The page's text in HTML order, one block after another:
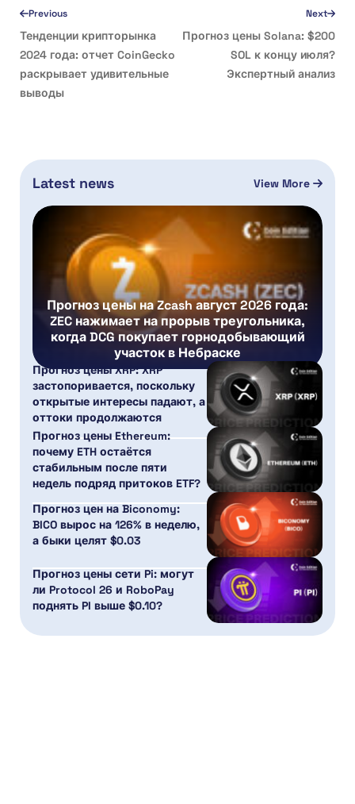
Previous
Тенденции крипторынка
2024 года: отчет CoinGecko
раскрывает удивительные
выводы
Next
Прогноз цены Solana: $200
SOL к концу июля?
Экспертный анализ
Latest news View More
Прогноз цены на Zcash август 2026 года:
ZEC нажимает на прорыв треугольника,
когда DCG покупает горнодобывающий
участок в Небраске
Прогноз цены XRP: XRP
застопоривается, поскольку
открытые интересы падают, а
оттоки продолжаются
Прогноз цены Ethereum:
почему ETH остаётся
стабильным после пяти
недель подряд притоков ETF?
Прогноз цен на Biconomy:
BICO вырос на 126% в неделю,
а быки целят $0.03
Прогноз цены сети Pi: могут
ли Protocol 26 и RoboPay
поднять PI выше $0.10?